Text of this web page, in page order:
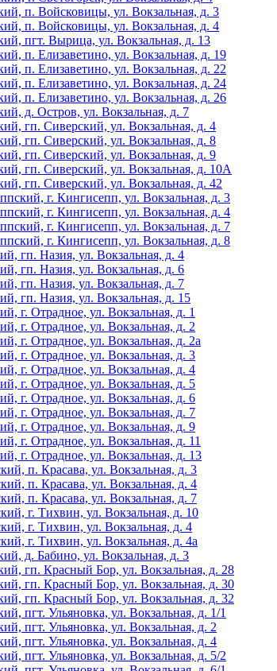
п. Войсковицы, ул. Вокзальная, д. 3
п. Войсковицы, ул. Вокзальная, д. 4
пгт. Вырица, ул. Вокзальная, д. 13
п. Елизаветино, ул. Вокзальная, д. 19
п. Елизаветино, ул. Вокзальная, д. 22
п. Елизаветино, ул. Вокзальная, д. 24
п. Елизаветино, ул. Вокзальная, д. 26
д. Остров, ул. Вокзальная, д. 7
гп. Сиверский, ул. Вокзальная, д. 4
гп. Сиверский, ул. Вокзальная, д. 8
гп. Сиверский, ул. Вокзальная, д. 9
гп. Сиверский, ул. Вокзальная, д. 10А
гп. Сиверский, ул. Вокзальная, д. 42
г. Кингисепп, ул. Вокзальная, д. 3
г. Кингисепп, ул. Вокзальная, д. 4
г. Кингисепп, ул. Вокзальная, д. 7
г. Кингисепп, ул. Вокзальная, д. 8
гп. Назия, ул. Вокзальная, д. 4
гп. Назия, ул. Вокзальная, д. 6
гп. Назия, ул. Вокзальная, д. 7
гп. Назия, ул. Вокзальная, д. 15
г. Отрадное, ул. Вокзальная, д. 1
г. Отрадное, ул. Вокзальная, д. 2
г. Отрадное, ул. Вокзальная, д. 2а
г. Отрадное, ул. Вокзальная, д. 3
г. Отрадное, ул. Вокзальная, д. 4
г. Отрадное, ул. Вокзальная, д. 5
г. Отрадное, ул. Вокзальная, д. 6
г. Отрадное, ул. Вокзальная, д. 7
г. Отрадное, ул. Вокзальная, д. 9
г. Отрадное, ул. Вокзальная, д. 11
г. Отрадное, ул. Вокзальная, д. 13
п. Красава, ул. Вокзальная, д. 3
п. Красава, ул. Вокзальная, д. 4
п. Красава, ул. Вокзальная, д. 7
г. Тихвин, ул. Вокзальная, д. 10
г. Тихвин, ул. Вокзальная, д. 4
г. Тихвин, ул. Вокзальная, д. 4а
д. Бабино, ул. Вокзальная, д. 3
гп. Красный Бор, ул. Вокзальная, д. 28
гп. Красный Бор, ул. Вокзальная, д. 30
гп. Красный Бор, ул. Вокзальная, д. 32
пгт. Ульяновка, ул. Вокзальная, д. 1/1
пгт. Ульяновка, ул. Вокзальная, д. 2
пгт. Ульяновка, ул. Вокзальная, д. 4
пгт. Ульяновка, ул. Вокзальная, д. 5/2